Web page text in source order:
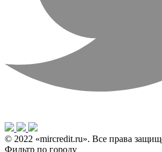
© 2022 «mircredit.ru». Все права
Фильтр по городу